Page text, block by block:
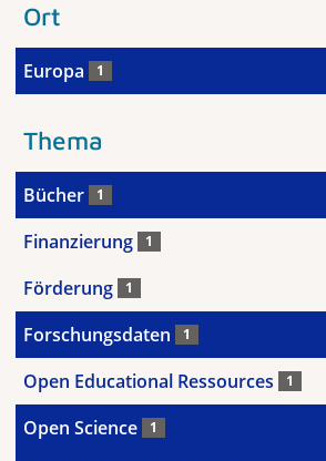
Ort
Europa 1
Thema
Bücher 1
Finanzierung 1
Förderung 1
Forschungsdaten 1
Open Educational Ressources 1
Open Science 1